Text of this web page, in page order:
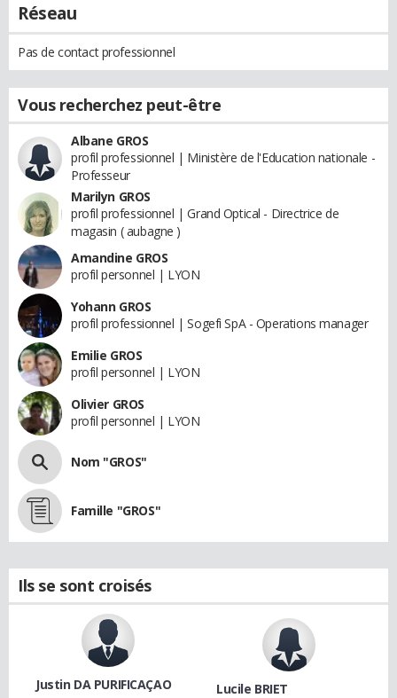
Réseau
Pas de contact professionnel
Vous recherchez peut-être
Albane GROS
profil professionnel | Ministère de l'Education nationale -
Professeur
Marilyn GROS
profil professionnel | Grand Optical - Directrice de
magasin ( aubagne )
Amandine GROS
profil personnel | LYON
Yohann GROS
profil professionnel | Sogefi SpA - Operations manager
Emilie GROS
profil personnel | LYON
Olivier GROS
profil personnel | LYON
Nom "GROS"
Famille "GROS"
Ils se sont croisés
Justin DA PURIFICAÇAO Lucile BRIET